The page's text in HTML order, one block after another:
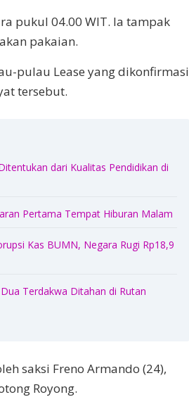
pukul 04.00 WIT. Ia tampak
pakaian.
pulau Lease yang dikonfirmasi
tersebut.
dari Kualitas Pendidikan di
Pertama Tempat Hiburan Malam
Kas BUMN, Negara Rugi Rp18,9
Terdakwa Ditahan di Rutan
saksi Freno Armando (24),
Royong.